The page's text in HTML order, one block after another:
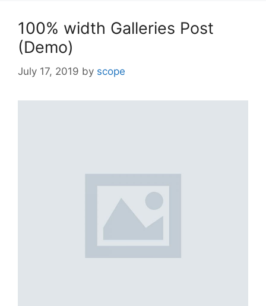
100% width Galleries Post
(Demo)
July 17, 2019 by scope